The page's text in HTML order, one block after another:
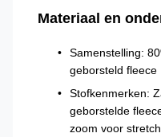
Materiaal en
Samenstelling:
geborsteld fleece
Stofkenmerken:
geborstelde
zoom voor